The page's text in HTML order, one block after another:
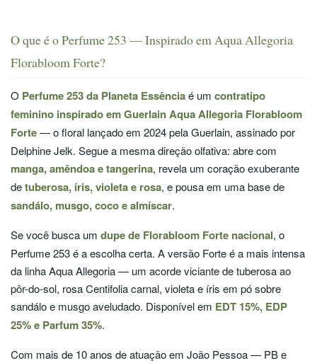
O que é o Perfume 253 — Inspirado em Aqua Allegoria
Florabloom Forte?
O Perfume 253 da Planeta Essênciaé um contratipo
feminino inspirado em Guerlain Aqua Allegoria Florabloom
Forte— o floral lançado em 2024 pela Guerlain, assinado por
Delphine Jelk. Segue a mesma direção olfativa: abre com
manga, amêndoa e tangerina, revela um coração exuberante
detuberosa, íris, violeta e rosa, e pousa em uma base de
sandálo, musgo, coco e almíscar.
Se você busca um dupe de Florabloom Forte nacional, o
Perfume 253 é a escolha certa. A versão Forte é a mais intensa
da linha Aqua Allegoria — um acorde viciante de tuberosa ao
pôr-do-sol, rosa Centifolia carnal, violeta e íris em pó sobre
sandálo e musgo aveludado. Disponível em EDT 15%, EDP
25% e Parfum 35%.
Com mais de 10 anos de atuação em João Pessoa — PB e